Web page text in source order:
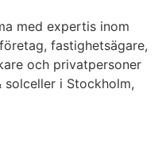
med expertis inom
fastighetsägare,
och privatpersoner
solceller i Stockholm,